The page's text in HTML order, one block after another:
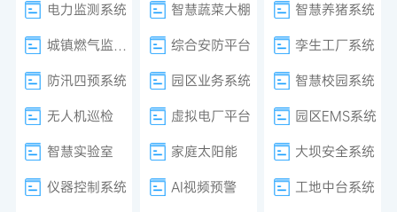
电力监测系统
智慧蔬菜大棚
智慧养猪系统
城镇燃气监测系统
综合安防平台
孪生工厂系统
防汛四预系统
园区业务系统
智慧校园系统
无人机巡检
虚拟电厂平台
园区EMS系统
智慧实验室
家庭太阳能
大坝安全系统
仪器控制系统
AI视频预警
工地中台系统